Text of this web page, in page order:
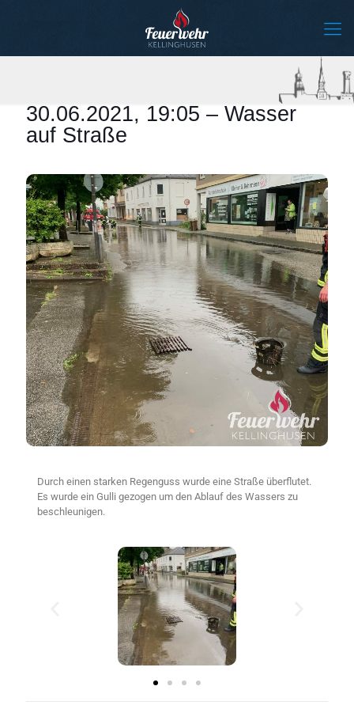
30.06.2021, 19:05 – Wasser
auf Straße
Durch einen starken Regenguss wurde eine Straße überflutet.
Es wurde ein Gulli gezogen um den Ablauf des Wassers zu
beschleunigen.